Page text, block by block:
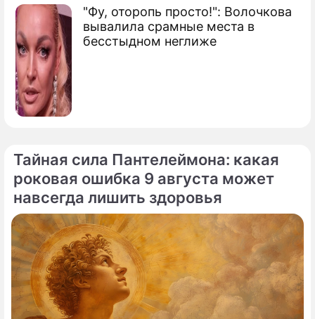
"Фу, оторопь просто!": Волочкова
вывалила срамные места в
бесстыдном неглиже
Тайная сила Пантелеймона: какая
роковая ошибка 9 августа может
навсегда лишить здоровья